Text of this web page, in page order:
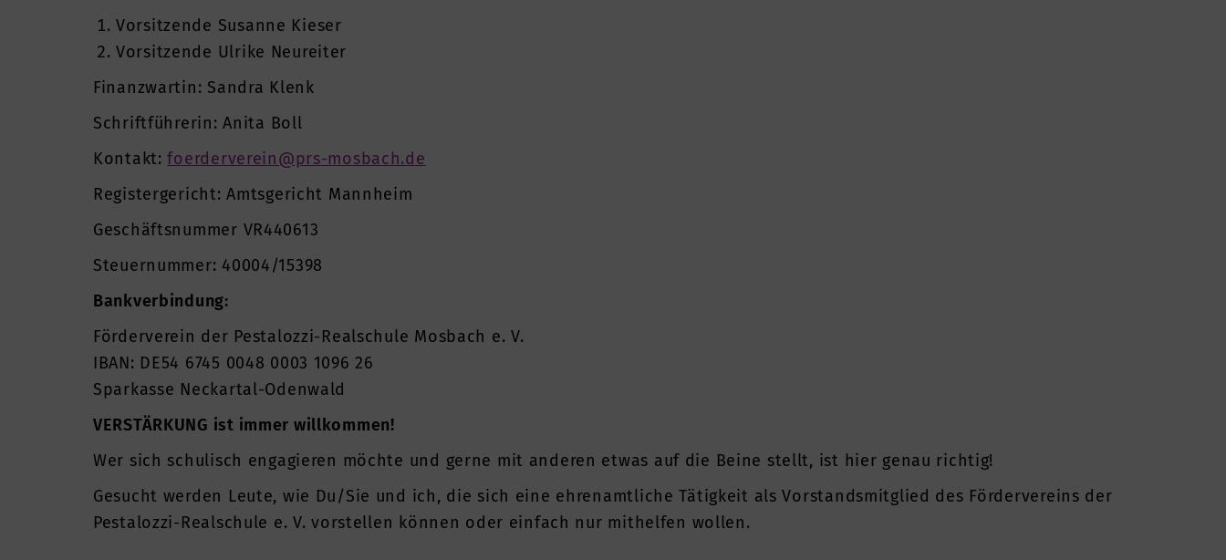
Vorsitzende Susanne Kieser
Vorsitzende Ulrike Neureiter
Finanzwartin: Sandra Klenk
Schriftführerin: Anita Boll
Kontakt:foerderverein@prs-mosbach.de
Registergericht: Amtsgericht Mannheim
Geschäftsnummer VR440613
Steuernummer: 40004/15398
Bankverbindung:
Förderverein der Pestalozzi-Realschule Mosbach e. V.
IBAN: DE54 6745 0048 0003 1096 26
Sparkasse Neckartal-Odenwald
VERSTÄRKUNG ist immer willkommen!
Wer sich schulisch engagieren möchte und gerne mit anderen etwas auf die Beine stellt, ist hier genau richtig!
Gesucht werden Leute, wie Du/Sie und ich, die sich eine ehrenamtliche Tätigkeit als Vorstandsmitglied des Fördervereins der
Pestalozzi-Realschule e. V. vorstellen können oder einfach nur mithelfen wollen.